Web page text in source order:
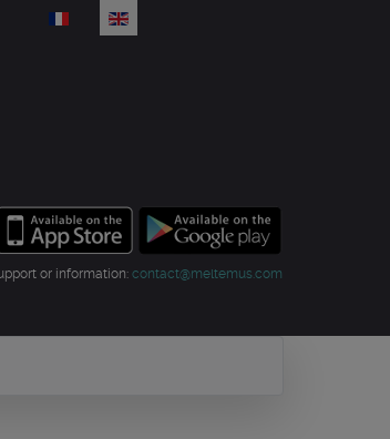
Select your language
or information: contact@meltemus.com